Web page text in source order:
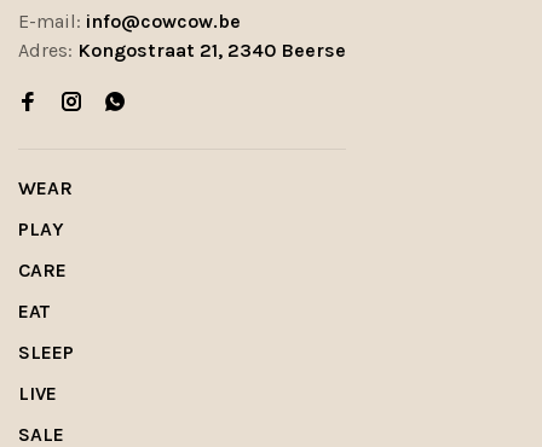
E-mail: info@cowcow.be
Adres: Kongostraat 21, 2340 Beerse
WEAR
PLAY
CARE
EAT
SLEEP
LIVE
SALE